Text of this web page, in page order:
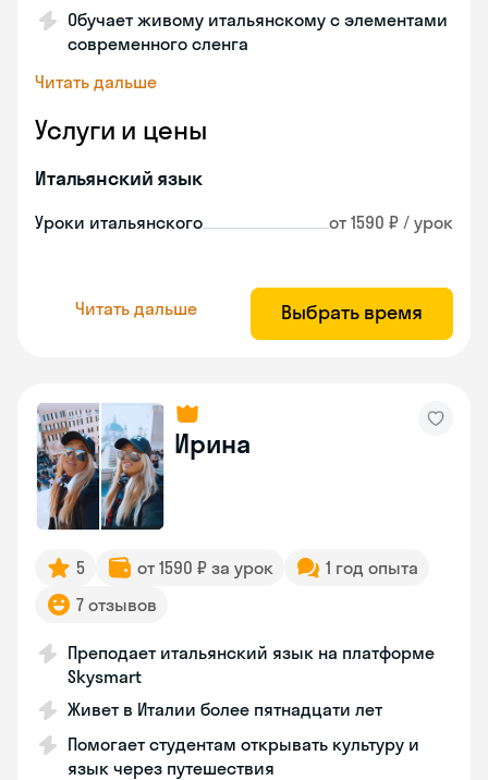
Обучает живому итальянскому с элементами
современного сленга
Читать дальше
Услуги и цены
Итальянский язык
Уроки итальянского от 1590 ₽ / урок
Читать дальше Выбрать время
Ирина
5 от 1590 ₽ за урок
1 год опыта
7 отзывов
Преподает итальянский язык на платформе
Skysmart
Живет в Италии более пятнадцати лет
Помогает студентам открывать культуру и
язык через путешествия